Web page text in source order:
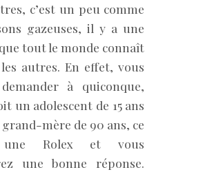
c’est un peu comme
gazeuses, il y a une
tout le monde connaît
autres. En effet, vous
à quiconque,
un adolescent de 15 ans
mère de 90 ans, ce
une Rolex et vous
une bonne réponse.